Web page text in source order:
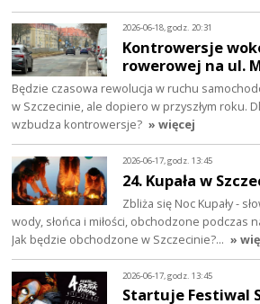
2026-06-18, godz. 20:31
Kontrowersje
rowerowej na ul.
Będzie czasowa rewolucja w ruchu
w Szczecinie, ale dopiero w przyszłym roku.
wzbudza kontrowersje? » więcej
2026-06-17, godz. 13:45
24. Kupała w
Zbliża się Noc Kupały -
wody, słońca i miłości, obchodzone podczas
Jak będzie obchodzone w Szczecinie?… »
2026-06-17, godz. 13:45
Startuje Festiwal